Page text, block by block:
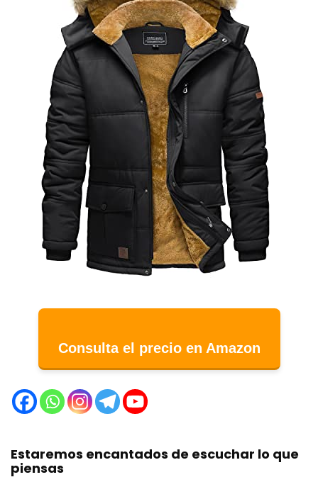
Consulta el precio en Amazon
Estaremos encantados de escuchar lo que
piensas